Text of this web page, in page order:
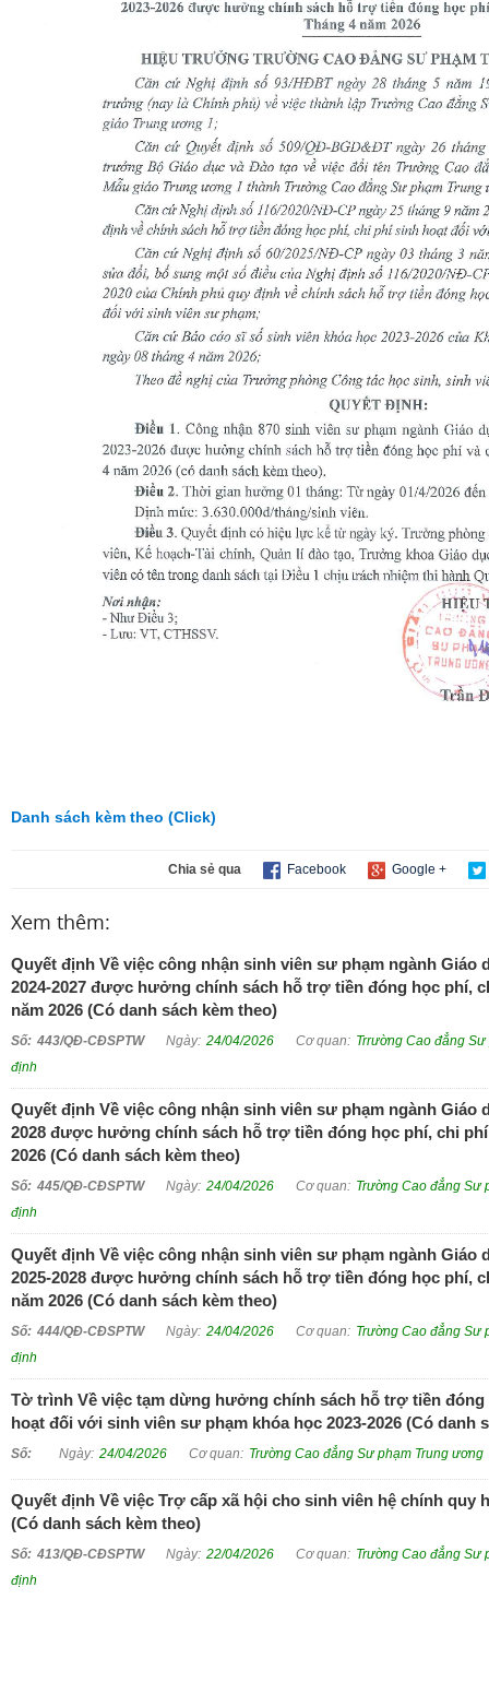
Danh sách kèm theo (Click)
Chia sẻ qua Facebook Google +
Xem thêm:
Quyết định Về việc công nhận sinh viên sư phạm ngành Giáo
2024-2027 được hưởng chính sách hỗ trợ tiền đóng học phí,
năm 2026 (Có danh sách kèm theo)
443/QĐ-CĐSPTW 24/04/2026
Trrường Cao đẳng
định
Quyết định Về việc công nhận sinh viên sư phạm ngành Giáo
2028 được hưởng chính sách hỗ trợ tiền đóng học phí, chi
2026 (Có danh sách kèm theo)
445/QĐ-CĐSPTW 24/04/2026
Trường Cao đẳng Sư
định
Quyết định Về việc công nhận sinh viên sư phạm ngành Giáo
2025-2028 được hưởng chính sách hỗ trợ tiền đóng học phí,
năm 2026 (Có danh sách kèm theo)
444/QĐ-CĐSPTW 24/04/2026
Trường Cao đẳng Sư
định
Tờ trình Về việc tạm dừng hưởng chính sách hỗ trợ tiền
hoạt đối với sinh viên sư phạm khóa học 2023-2026 (Có danh
24/04/2026 Trường Cao đẳng Sư phạm Trung ương
Quyết định Về việc Trợ cấp xã hội cho sinh viên hệ chính quy
(Có danh sách kèm theo)
413/QĐ-CĐSPTW 22/04/2026
Trường Cao đẳng Sư
định